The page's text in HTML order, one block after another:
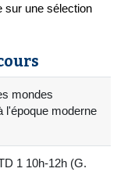
sur une sélection
mondes
l'époque moderne
1 10h-12h (G.